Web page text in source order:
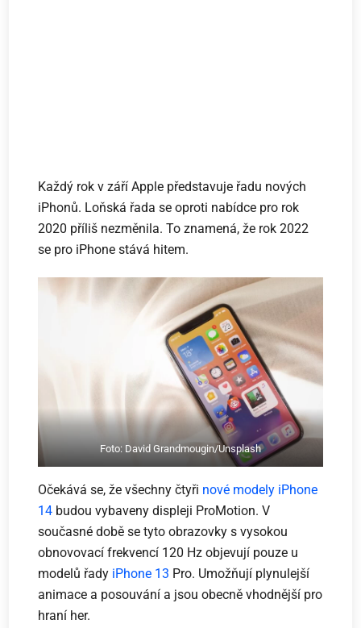
Každý rok v září Apple představuje řadu nových
iPhonů. Loňská řada se oproti nabídce pro rok
2020 příliš nezměnila. To znamená, že rok 2022
se pro iPhone stává hitem.
Foto: David Grandmougin/Unsplash
Očekává se, že všechny čtyři nové modely iPhone
14 budou vybaveny displeji ProMotion. V
současné době se tyto obrazovky s vysokou
obnovovací frekvencí 120 Hz objevují pouze u
modelů řady iPhone 13 Pro. Umožňují plynulejší
animace a posouvání a jsou obecně vhodnější pro
hraní her.